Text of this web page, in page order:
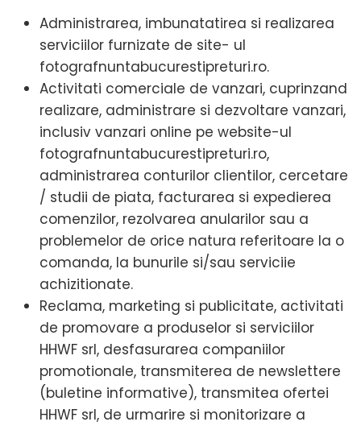
Administrarea, imbunatatirea si realizarea
serviciilor furnizate de site- ul
fotografnuntabucurestipreturi.ro.
Activitati comerciale de vanzari, cuprinzand
realizare, administrare si dezvoltare vanzari,
inclusiv vanzari online pe website-ul
fotografnuntabucurestipreturi.ro,
administrarea conturilor clientilor, cercetare
/ studii de piata, facturarea si expedierea
comenzilor, rezolvarea anularilor sau a
problemelor de orice natura referitoare la o
comanda, la bunurile si/sau serviciie
achizitionate.
Reclama, marketing si publicitate, activitati
de promovare a produselor si serviciilor
HHWF srl, desfasurarea companiilor
promotionale, transmiterea de newslettere
(buletine informative), transmitea ofertei
HHWF srl, de urmarire si monitorizare a